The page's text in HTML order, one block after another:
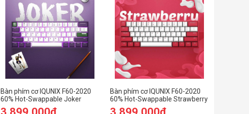
Bàn phím cơ IQUNIX F60-2020
60% Hot-Swappable Joker
Bàn phím cơ IQUNIX F60-2020
60% Hot-Swappable Strawberry